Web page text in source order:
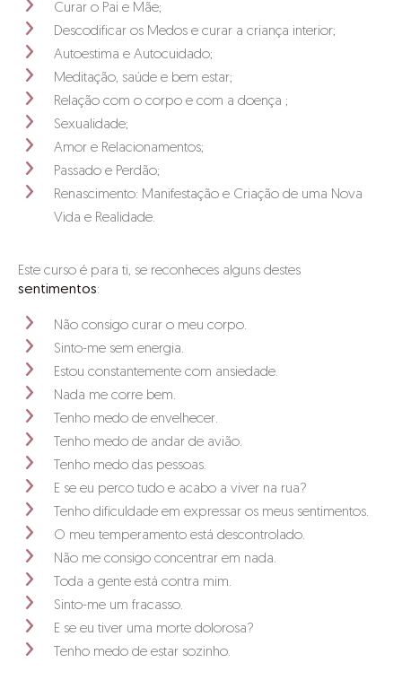
Curar o Pai e Mãe;
Descodificar os Medos e curar a criança interior;
Autoestima e Autocuidado;
Meditação, saúde e bem estar;
Relação com o corpo e com a doença ;
Sexualidade;
Amor e Relacionamentos;
Passado e Perdão;
Renascimento: Manifestação e Criação de uma Nova
Vida e Realidade.
Este curso é para ti, se reconheces alguns destes
sentimentos:
Não consigo curar o meu corpo.
Sinto-me sem energia.
Estou constantemente com ansiedade.
Nada me corre bem.
Tenho medo de envelhecer.
Tenho medo de andar de avião.
Tenho medo das pessoas.
E se eu perco tudo e acabo a viver na rua?
Tenho dificuldade em expressar os meus sentimentos.
O meu temperamento está descontrolado.
Não me consigo concentrar em nada.
Toda a gente está contra mim.
Sinto-me um fracasso.
E se eu tiver uma morte dolorosa?
Tenho medo de estar sozinho.